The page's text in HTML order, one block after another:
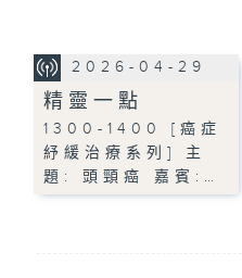
2026-04-29
精靈一點
1300-1400 [癌症
紓緩治療系列] 主
題: 頭頸癌 嘉賓:…